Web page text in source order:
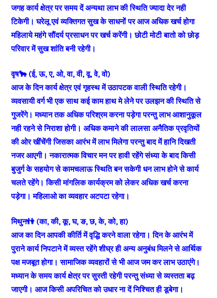
जगह कार्य क्षेत्र पर समय दें अन्यथा लाभ की स्थिति ज्यादा देर नही
टिकेगी। घरेलू एवं व्यक्तिगत सुख के साधनों पर आज अधिक खर्च होगा
महिलाये महंगे सौंदर्य प्रसाधन पर खर्च करेंगी। छोटी मोटी बातो को छोड़
परिवार में सुख शांति बनी रहेगी।
वृष🐂 (ई, ऊ, ए, ओ, वा, वी, वू, वे, वो)
आज के दिन कार्य क्षेत्र एवं गृहस्थ में उठापटक वाली स्थिति रहेगी।
व्यवसायी वर्ग भी एक साथ कई काम हाथ मे लेने पर उलझन की स्थिति से
गुजरेंगे। मध्यान तक अधिक परिश्रम करना पड़ेगा परन्तु लाभ आशानुकूल
नही रहने से निराशा होगी। अधिक कमाने की लालसा अनैतिक प्रवृतियों
की ओर खींचेंगी जिसका आरंभ में लाभ मिलेगा परन्तु बाद में हानि दिखती
नजर आएगी। नकारात्मक विचार मन पर हावी रहेंगे संध्या के बाद किसी
बुजुर्ग के सहयोग से कामचलाऊ स्थिति बन सकेगी धन लाभ होने से कार्य
चलते रहेंगे। किसी मांगलिक कार्यक्रम को लेकर अधिक खर्च करना
पड़ेगा। महिलाओ का व्यवहार अटपटा रहेगा।
मिथुन👫 (का, की, कू, घ, ङ, छ, के, को, हा)
आज का दिन आपकी कीर्ति में वृद्धि करने वाला रहेगा। दिन के आरंभ में
पुराने कार्य निपटाने में व्यस्त रहेंगे शीघ्र ही अन्य अनुबंध मिलने से आर्थिक
पक्ष मजबूत होगा। सामाजिक व्यवहारों से भी आज जम कर लाभ उठाएंगे।
मध्यान के समय कार्य क्षेत्र पर सुस्ती रहेगी परन्तु संध्या से व्यस्तता बढ़
जाएगी। आज किसी अपरिचित को उधार ना दें निश्चित ही डूबेगा।